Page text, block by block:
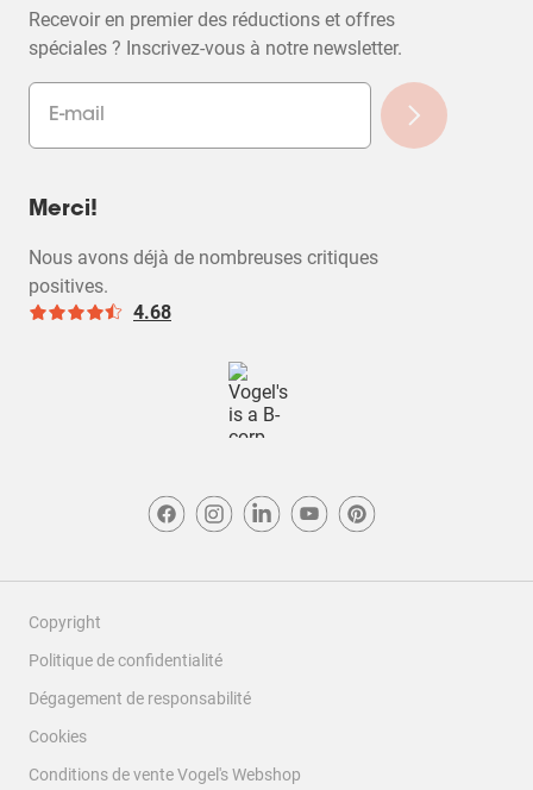
Recevoir en premier des réductions et offres
spéciales ? Inscrivez-vous à notre newsletter.
Merci!
Nous avons déjà de nombreuses critiques
positives.
4.68
Copyright
Politique de confidentialité
Dégagement de responsabilité
Cookies
Conditions de vente Vogel's Webshop